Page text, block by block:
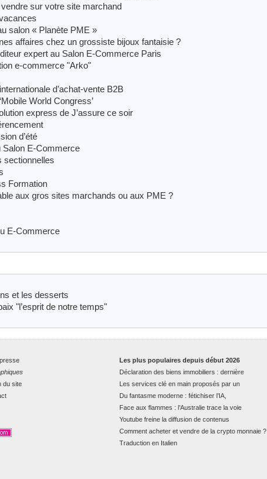
sur votre site marchand
salon « Planète PME »
affaires chez un grossiste bijoux fantaisie ?
expert au Salon E-Commerce Paris
e-commerce "Arko"
d’achat-vente B2B
World Congress’
express de J’assure ce soir
d’été
E-Commerce
sectionnelles
Formation
aux gros sites marchands ou aux PME ?
E-Commerce
et les desserts
"l’esprit de notre temps"
du site
Les plus populaires depuis début 2026
Déclaration des biens immobiliers : dernière
Les services clé en main proposés par un
Du fantasme moderne : fétichiser l’IA,
Face aux flammes : l’Australie trace la voie
Youtube freine la diffusion de contenus
Comment acheter et vendre de la crypto monnaie ?
Traduction en Italien